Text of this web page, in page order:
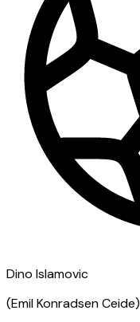
Dino Islamovic
(Emil Konradsen Ceide)